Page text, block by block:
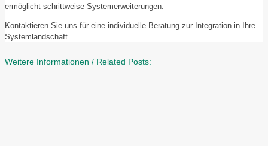
ermöglicht schrittweise Systemerweiterungen.
Kontaktieren Sie uns für eine individuelle Beratung zur Integration in Ihre
Systemlandschaft.
Weitere Informationen / Related Posts: